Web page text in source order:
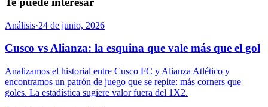
Análisis·24 de junio, 2026
Cusco vs Alianza: la esquina que vale más que el gol
Analizamos el historial entre Cusco FC y Alianza Atlético y
encontramos un patrón de juego que se repite: más corners que
goles. La estadística sugiere valor fuera del 1X2.